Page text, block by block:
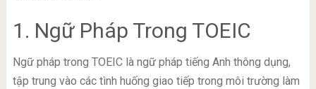
1. Ngữ Pháp Trong TOEIC
Ngữ pháp trong TOEIC là ngữ pháp tiếng Anh thông dụng,
tập trung vào các tình huống giao tiếp trong môi trường làm